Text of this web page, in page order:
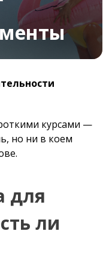
курсами —
но ни в коем
для
ли